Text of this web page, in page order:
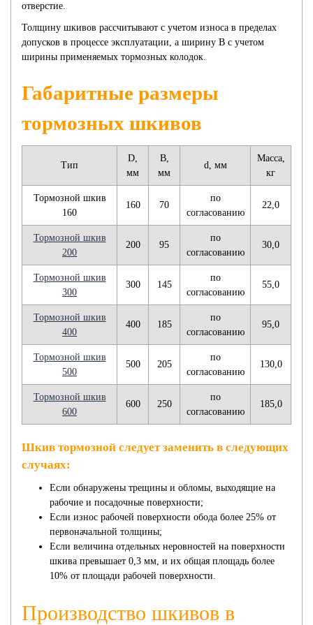
отверстие.
Толщину шкивов рассчитывают с учетом износа в пределах
допусков в процессе эксплуатации, а ширину В с учетом
ширины применяемых тормозных колодок.
Габаритные размеры
тормозных шкивов
Тип
D,
мм
B,
мм
d, мм
Масса,
кг
Тормозной шкив
160
160 70
по
согласованию
22,0
Тормозной шкив
200
200 95
по
согласованию
30,0
Тормозной шкив
300
300 145
по
согласованию
55,0
Тормозной шкив
400
400 185
по
согласованию
95,0
Тормозной шкив
500
500 205
по
согласованию
130,0
Тормозной шкив
600
600 250
по
согласованию
185,0
Шкив тормозной следует заменить в следующих
случаях:
Если обнаружены трещины и обломы, выходящие на
рабочие и посадочные поверхности;
Если износ рабочей поверхности обода более 25% от
первоначальной толщины;
Если величина отдельных неровностей на поверхности
шкива превышает 0,3 мм, и их общая площадь более
10% от площади рабочей поверхности.
Производство шкивов в